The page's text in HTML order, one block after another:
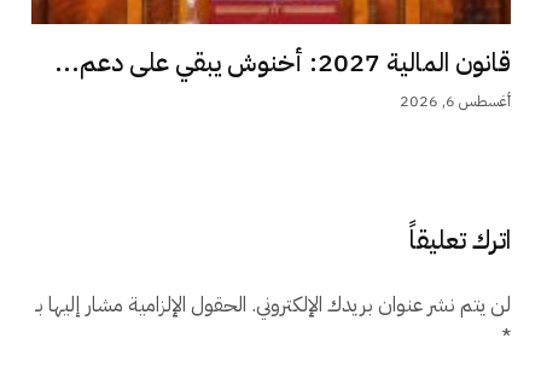
قانون المالية 2027: أخنوش يبقي على دعم...
أغسطس 6, 2026
اترك تعليقاً
لن يتم نشر عنوان بريدك الإلكتروني. الحقول الإلزامية مشار إليها بـ
*